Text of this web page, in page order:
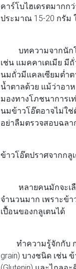
คาร์โบไฮเดรตมากก
ประมาณ 15-20 กรั
บทความจากนักโภ
เช่น แมคคาเดเมีย
นมถั่วมีแคลเซียมต่ำ
น้ำตาลด้วย แม้ว่าอา
มองทางโภชนาการเ
นมข้าวโอ๊ตอาจไม่ใช่
อย่าลืมตรวจสอบฉลา
ข้าวโอ๊ตปราศจากกลู
หลายคนมักจะเลือ
จำนวนมาก เพราะข้
เปื้อนของกลูเตนได้
ทำความรู้จักกับ กลู
grain) บางชนิด เช่น